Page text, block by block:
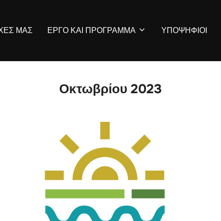
ΜΑΣ ΕΡΓΟ ΚΑΙ ΠΡΟΓΡΑΜΜΑ ΥΠΟΨΗΦΙΟΙ
Οκτωβρίου 2023